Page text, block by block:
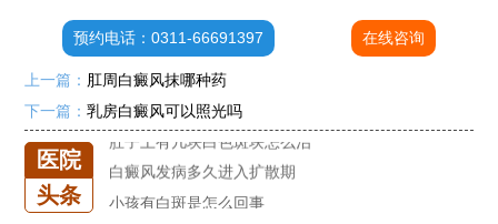
预约电话：0311-66691397 在线咨询
上一篇： 肛周白癜风抹哪种药
下一篇：乳房白癜风可以照光吗
医院
头条
各种白斑的图片
肚子上有几块白色斑块怎么治
白癜风发病多久进入扩散期
小孩有白斑是怎么回事